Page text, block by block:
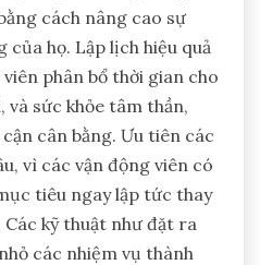
cách nâng cao sự
họ. Lập lịch hiệu quả
phân bổ thời gian cho
và sức khỏe tâm thần,
cân bằng. Ưu tiên các
vì các vận động viên có
tiêu ngay lập tức thay
kỹ thuật như đặt ra
các nhiệm vụ thành